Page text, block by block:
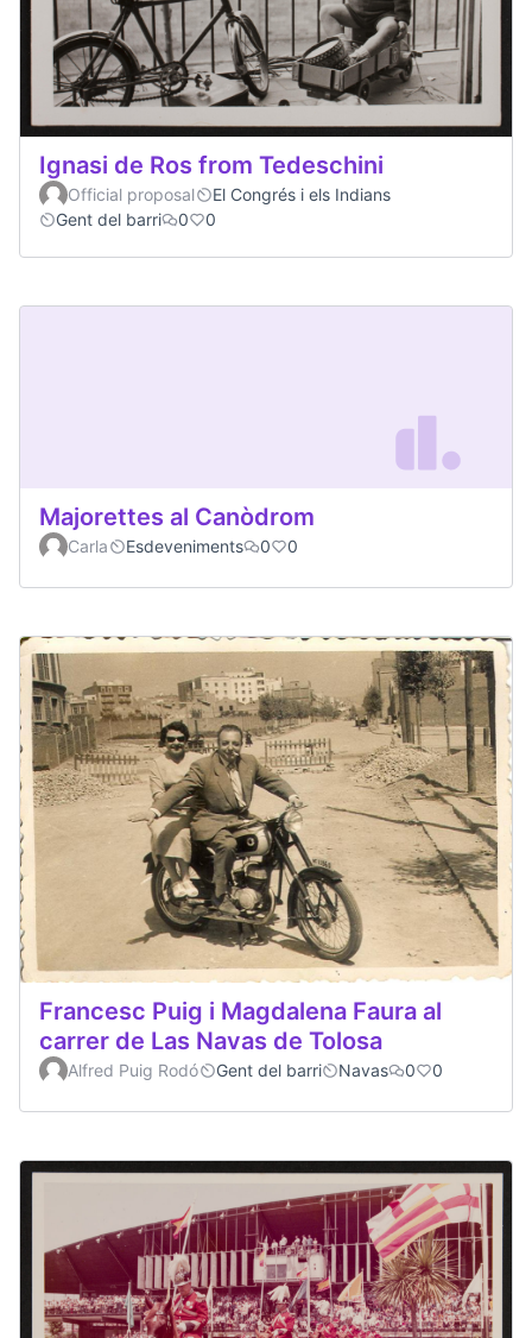
Ignasi de Ros from Tedeschini
Official proposal
El Congrés i els Indians
Gent del barri
0 0
Majorettes al Canòdrom
Carla Esdeveniments 0 0
Francesc Puig i Magdalena Faura al
carrer de Las Navas de Tolosa
Alfred Puig Rodó Gent del barri Navas 0 0